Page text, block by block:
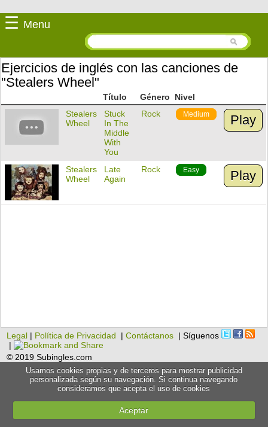
☰ Menu
Ejercicios de inglés con las canciones de
"Stealers Wheel"
Título Género
Nivel
Stealers
Wheel
Stuck
In The
Middle
With
You
Rock Medium Play
Stealers
Wheel
Late
Again
Rock Easy Play
Legal | Política de Privacidad |Contáctanos | Síguenos
|
© 2019 Subingles.com
Usamos cookies propias y de terceros para mostrar publicidad
personalizada según su navegación. Si continua navegando
consideramos que acepta el uso de cookies
Aceptar